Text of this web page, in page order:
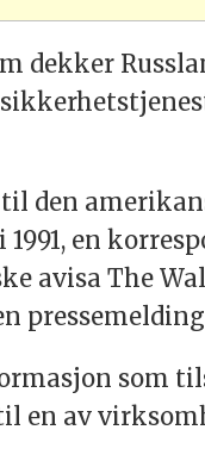
dekker
den
en
avisa The
som
av